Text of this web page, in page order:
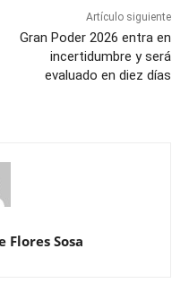
Artículo siguiente
Gran Poder 2026 entra en
incertidumbre y será
evaluado en diez días
Sosa